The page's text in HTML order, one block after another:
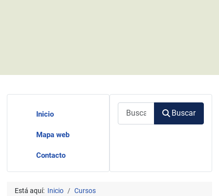
Inicio
Mapa web
Contacto
Buscar
Está aquí: Inicio
Cursos